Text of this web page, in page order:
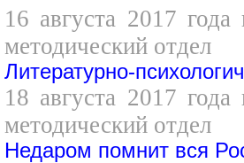
16 августа 2017
методический отдел
Литературно-
18 августа 2017
методический отдел
Недаром помнит вся